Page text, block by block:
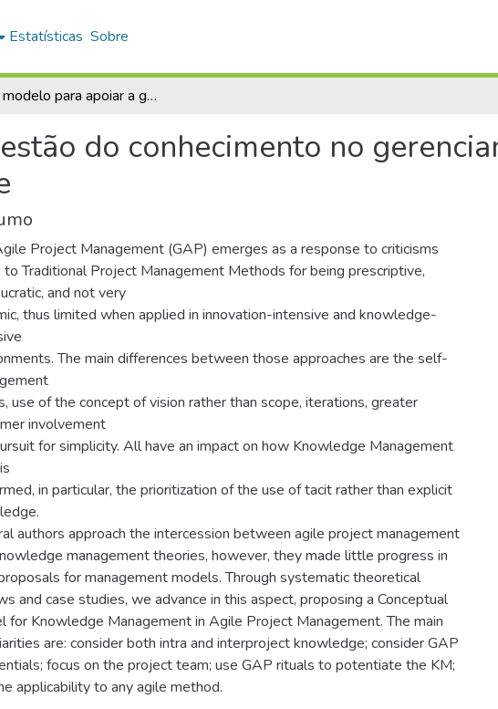
Estatísticas Sobre
Um modelo para apoiar a gestão do conhecimento no gerenciamento ágil de projetos de software
do conhecimento no
Project Management (GAP) emerges as a response to criticisms
to Traditional Project Management Methods for being prescriptive,
and not very
thus limited when applied in innovation-intensive and knowledge-
The main differences between those approaches are the self-
use of the concept of vision rather than scope, iterations, greater
involvement
for simplicity. All have an impact on how Knowledge Management
in particular, the prioritization of the use of tacit rather than explicit
authors approach the intercession between agile project management
management theories, however, they made little progress in
for management models. Through systematic theoretical
and case studies, we advance in this aspect, proposing a Conceptual
for Knowledge Management in Agile Project Management. The main
are: consider both intra and interproject knowledge; consider GAP
focus on the project team; use GAP rituals to potentiate the KM;
applicability to any agile method.